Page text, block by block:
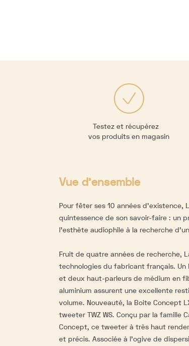
Testez et récupérez
vos produits en magasin
Vue d'ensemble
Pour fêter ses 10 années d'existence,
quintessence de son savoir-faire : un
l'esthète audiophile à la recherche
Fruit de quatre années de recherche,
technologies du fabricant français.
et deux haut-parleurs de médium en
aluminium assurent une excellente
volume. Nouveauté, la Boite Concept
tweeter TWZ WS. Conçu par la famille
Concept, ce tweeter à très haut
et précis. Associée à l'ogive de